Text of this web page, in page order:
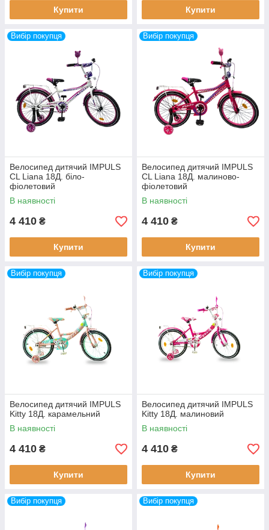
Купити Купити
Вибір покупця
Велосипед дитячий IMPULS
CL Liana 18Д. біло-
фіолетовий
В наявності
4 410 ₴
Купити
Вибір покупця
Велосипед дитячий IMPULS
CL Liana 18Д. малиново-
фіолетовий
В наявності
4 410 ₴
Купити
Вибір покупця
Велосипед дитячий IMPULS
Kitty 18Д. карамельний
В наявності
4 410 ₴
Купити
Вибір покупця
Велосипед дитячий IMPULS
Kitty 18Д. малиновий
В наявності
4 410 ₴
Купити
Вибір покупця Вибір покупця